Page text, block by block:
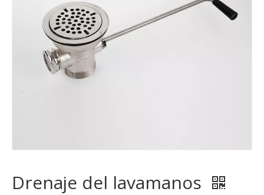
Drenaje del lavamanos